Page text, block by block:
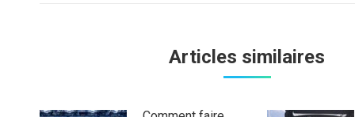
Articles similaires